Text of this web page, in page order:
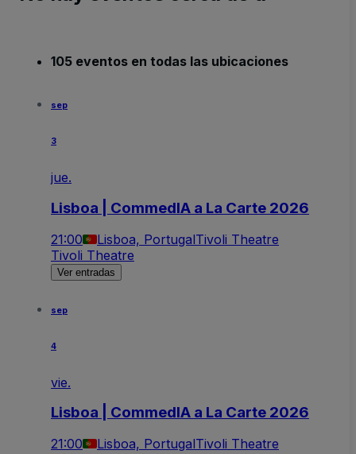
105 eventos en todas las ubicaciones
sep
3
jue.
Lisboa | CommedIA a La Carte 2026
21:00 Lisboa, PortugalTivoli Theatre
Tivoli Theatre
Ver entradas
sep
4
vie.
Lisboa | CommedIA a La Carte 2026
21:00 Lisboa, PortugalTivoli Theatre